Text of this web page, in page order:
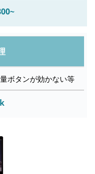
ボタンが効かない等